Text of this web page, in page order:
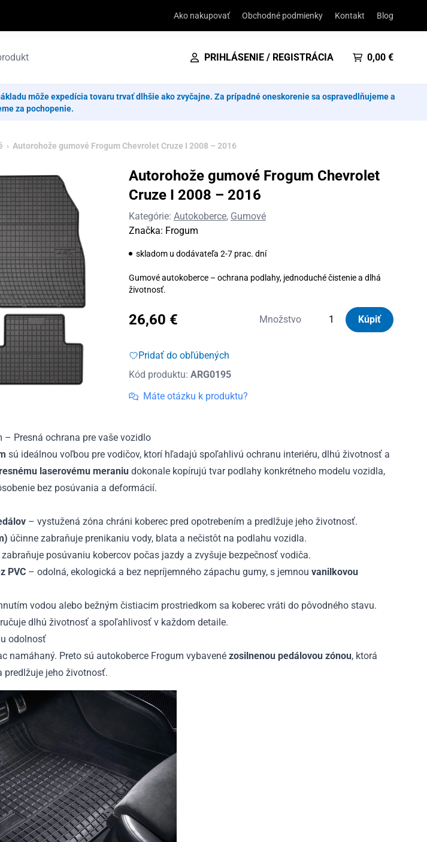
Ako nakupovať Obchodné podmienky Kontakt Blog
PRIHLÁSENIE / REGISTRÁCIA 0,00 €
môže expedícia tovaru trvať dlhšie ako zvyčajne. Za prípadné oneskorenie sa ospravedlňujeme a
za pochopenie.
› Autorohože gumové Frogum Chevrolet Cruze I 2008 – 2016
Autorohože gumové Frogum Chevrolet
Cruze I 2008 – 2016
Kategórie: Autokoberce, Gumové
Značka: Frogum
skladom u dodávateľa 2-7 prac. dní
Gumové autokoberce – ochrana podlahy, jednoduché čistenie a dlhá
životnosť.
26,60 € Množstvo
množstvo
2016
Kúpiť
Pridať do obľúbených
Kód produktu: ARG0195
Máte otázku k produktu?
– Presná ochrana pre vaše vozidlo
sú ideálnou voľbou pre vodičov, ktorí hľadajú spoľahlivú ochranu interiéru, dlhú životnosť a
laserovému meraniu dokonale kopírujú tvar podlahy konkrétneho modelu vozidla,
bez posúvania a deformácií.
– vystužená zóna chráni koberec pred opotrebením a predlžuje jeho životnosť.
účinne zabraňuje prenikaniu vody, blata a nečistôt na podlahu vozidla.
zabraňuje posúvaniu kobercov počas jazdy a zvyšuje bezpečnosť vodiča.
PVC – odolná, ekologická a bez nepríjemného zápachu gumy, s jemnou vanilkovou
vodou alebo bežným čistiacim prostriedkom sa koberec vráti do pôvodného stavu.
dlhú životnosť a spoľahlivosť v každom detaile.
odolnosť
namáhaný. Preto sú autokoberce Frogum vybavené zosilnenou pedálovou zónou, ktorá
predlžuje jeho životnosť.